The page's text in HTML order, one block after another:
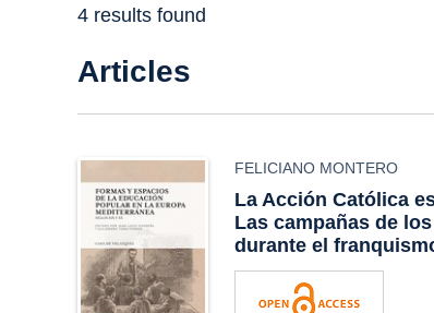
4 results found
Articles
FELICIANO MONTERO
La Acción Católica
Las campañas de
durante el